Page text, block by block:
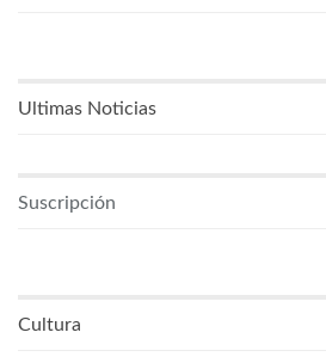
Ultimas Noticias
Suscripción
Cultura